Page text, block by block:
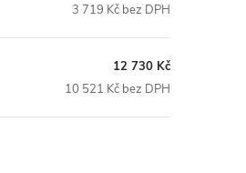
3 719 Kč bez DPH
12 730 Kč
10 521 Kč bez DPH